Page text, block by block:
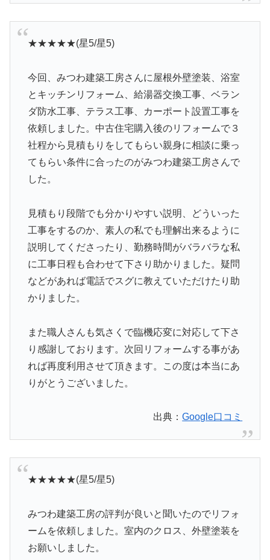
★★★★★(星5/星5)
今回、みつわ建築工房さんに屋根外壁塗装、浴室
とキッチンリフォーム、給湯器交換工事、ベラン
ダ防水工事、テラス工事、カーポート設置工事を
依頼しました。中古住宅購入後のリフォームで３
社程から見積もりをしてもらい親身に相談に乗っ
てもらい条件に合ったのがみつわ建築工房さんで
した。
見積もり段階でも分かりやすい説明、どういった
工事をするのか、素人の私でも理解出来るように
説明してくださったり、勤務時間がバラバラな私
に工事日程も合わせて下さり助かりました。疑問
などがあれば電話でスグに教えていただけたり助
かりました。
また職人さんも気さくで臨機応変に対応して下さ
り感謝しております。次回リフォームする事があ
れば再度利用させて頂きます。この度は本当にあ
りがとうございました。
出典：Google口コミ
★★★★★(星5/星5)
みつわ建築工房の評判が良いと聞いたのでリフォ
ームを依頼しました。室内のクロス、外壁塗装を
お願いしました。